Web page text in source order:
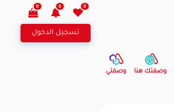
0
0
0
تسجيل الدخول
وصفتك هنا وصفتي